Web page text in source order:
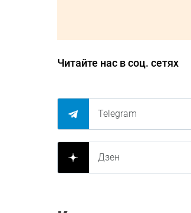
Читайте нас в соц. сетях
Telegram
Дзен